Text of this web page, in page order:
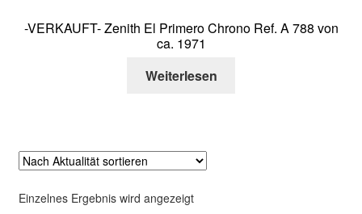
-VERKAUFT- Zenith El Primero Chrono Ref. A 788 von
ca. 1971
Weiterlesen
Einzelnes Ergebnis wird angezeigt